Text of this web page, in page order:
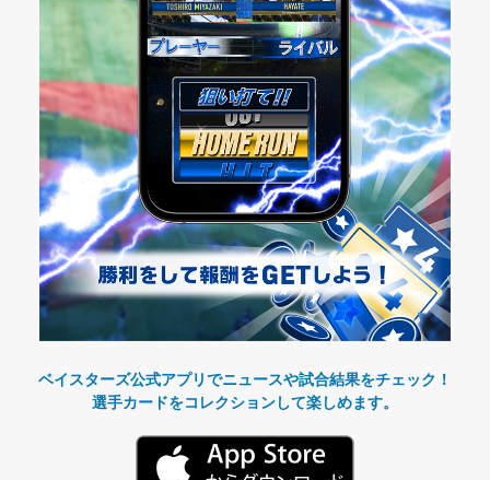
ベイスターズ公式アプリでニュースや試合結果をチェック！
選手カードをコレクションして楽しめます。